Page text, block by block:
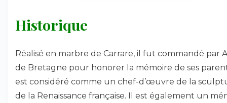
Historique
Réalisé en marbre de Carrare, il fut commandé par
de Bretagne pour honorer la mémoire de ses
est considéré comme un chef-d’œuvre de la
de la Renaissance française. Il est également un